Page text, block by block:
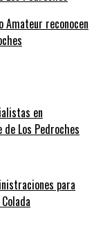
Amateur reconocen
en
Los Pedroches
para